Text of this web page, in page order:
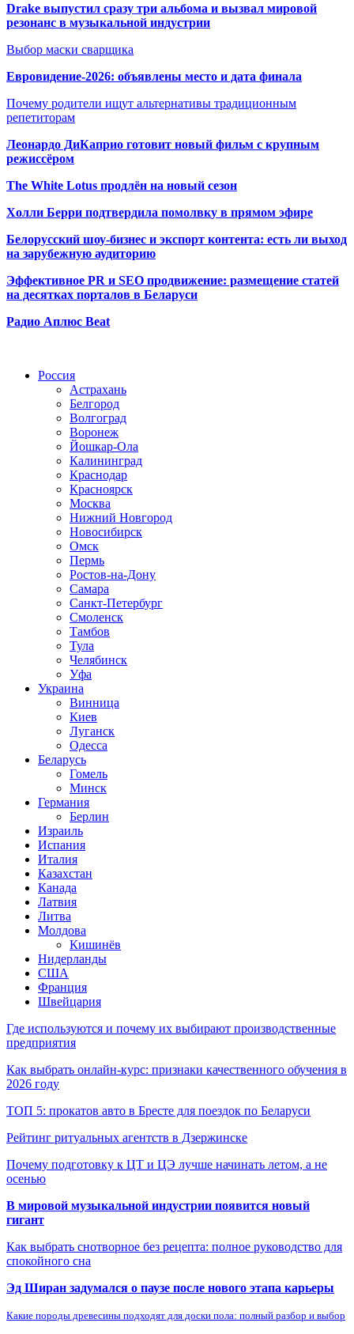
Drake выпустил сразу три альбома и вызвал мировой
резонанс в музыкальной индустрии
Выбор маски сварщика
Евровидение-2026: объявлены место и дата финала
Почему родители ищут альтернативы традиционным
репетиторам
Леонардо ДиКаприо готовит новый фильм с крупным
режиссёром
The White Lotus продлён на новый сезон
Холли Берри подтвердила помолвку в прямом эфире
Белорусский шоу-бизнес и экспорт контента: есть ли выход
на зарубежную аудиторию
Эффективное PR и SEO продвижение: размещение статей
на десятках порталов в Беларуси
Радио Аплюс Beat
Россия
Астрахань
Белгород
Волгоград
Воронеж
Йошкар-Ола
Калининград
Краснодар
Красноярск
Москва
Нижний Новгород
Новосибирск
Омск
Пермь
Ростов-на-Дону
Самара
Санкт-Петербург
Смоленск
Тамбов
Тула
Челябинск
Уфа
Украина
Винница
Киев
Луганск
Одесса
Беларусь
Гомель
Минск
Германия
Берлин
Израиль
Испания
Италия
Казахстан
Канада
Латвия
Литва
Молдова
Кишинёв
Нидерланды
США
Франция
Швейцария
Где используются и почему их выбирают производственные
предприятия
Как выбрать онлайн-курс: признаки качественного обучения в
2026 году
ТОП 5: прокатов авто в Бресте для поездок по Беларуси
Рейтинг ритуальных агентств в Дзержинске
Почему подготовку к ЦТ и ЦЭ лучше начинать летом, а не
осенью
В мировой музыкальной индустрии появится новый
гигант
Как выбрать снотворное без рецепта: полное руководство для
спокойного сна
Эд Ширан задумался о паузе после нового этапа карьеры
Какие породы древесины подходят для доски пола: полный разбор и выбор